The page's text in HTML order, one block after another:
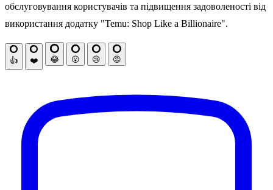
обслуговування користувачів та підвищення задоволеності від
використання додатку "Temu: Shop Like a Billionaire".
👍 ❤️ 😂 😮 😢 😡